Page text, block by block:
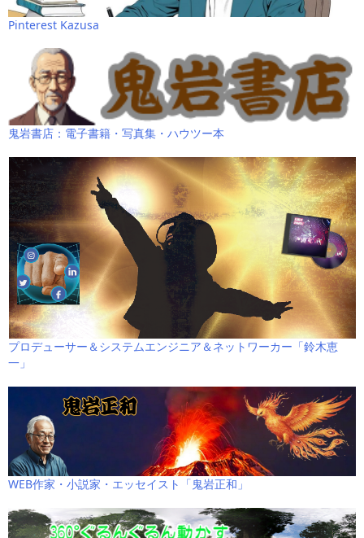
Pinterest Kazusa
鬼岩書店：電子書籍・写真集・ハウツー本
プロデューサー＆システムエンジニア＆ネットワーカー「鈴木恵
一」
WEB作家・小説家・エッセイスト「鬼岩正和」